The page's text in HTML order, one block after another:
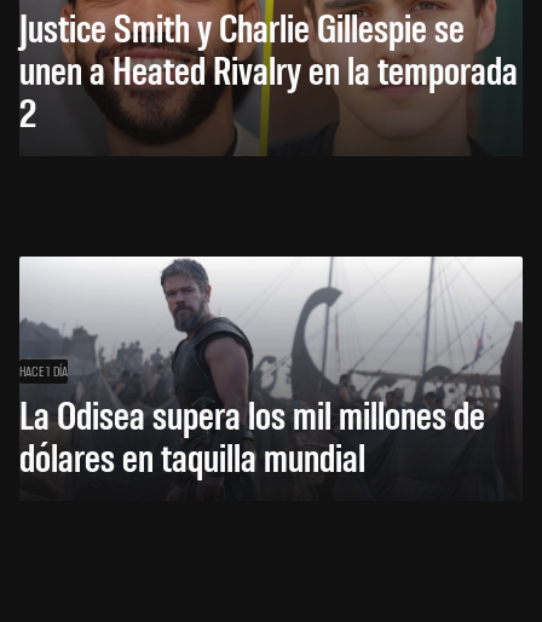
Justice Smith y Charlie Gillespie se
unen a Heated Rivalry en la temporada
2
HACE 1 DÍA
La Odisea supera los mil millones de
dólares en taquilla mundial